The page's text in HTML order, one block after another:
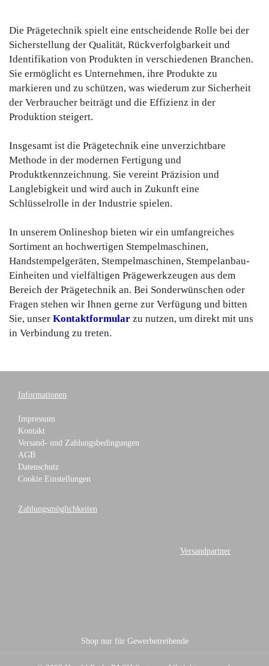
Die Prägetechnik spielt eine entscheidende Rolle bei der
Sicherstellung der Qualität, Rückverfolgbarkeit und
Identifikation von Produkten in verschiedenen Branchen.
Sie ermöglicht es Unternehmen, ihre Produkte zu
markieren und zu schützen, was wiederum zur Sicherheit
der Verbraucher beiträgt und die Effizienz in der
Produktion steigert.
Insgesamt ist die Prägetechnik eine unverzichtbare
Methode in der modernen Fertigung und
Produktkennzeichnung. Sie vereint Präzision und
Langlebigkeit und wird auch in Zukunft eine
Schlüsselrolle in der Industrie spielen.
In unserem Onlineshop bieten wir ein umfangreiches
Sortiment an hochwertigen Stempelmaschinen,
Handstempelgeräten, Stempelmaschinen, Stempelanbau-
Einheiten und vielfältigen Prägewerkzeugen aus dem
Bereich der Prägetechnik an. Bei Sonderwünschen oder
Fragen stehen wir Ihnen gerne zur Verfügung und bitten
Sie, unser Kontaktformular zu nutzen, um direkt mit uns
in Verbindung zu treten.
Informationen
Impressum
Kontakt
Versand- und Zahlungsbedingungen
AGB
Datenschutz
Cookie Einstellungen
Zahlungsmöglichkeiten
Versandpartner
Shop nur für Gewerbetreibende